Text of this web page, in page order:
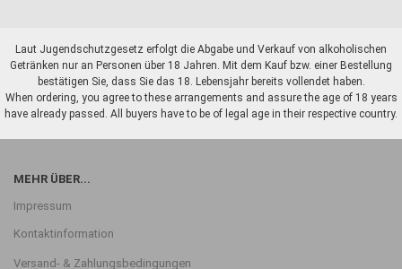
Laut Jugendschutzgesetz erfolgt die Abgabe und Verkauf von alkoholischen
Getränken nur an Personen über 18 Jahren. Mit dem Kauf bzw. einer Bestellung
bestätigen Sie, dass Sie das 18. Lebensjahr bereits vollendet haben.
When ordering, you agree to these arrangements and assure the age of 18 years
have already passed. All buyers have to be of legal age in their respective country.
MEHR ÜBER...
Impressum
Kontaktinformation
Versand- & Zahlungsbedingungen